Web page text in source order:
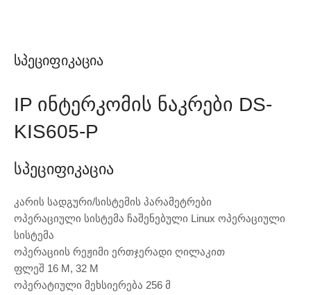
Სპეციფიკაცია
IP Ინტერკომის Ნაკრები DS-
KIS605-P
Სპეციფიკაცია
კარის სადგური/სისტემის პარამეტრები
ოპერაციული სისტემა ჩაშენებული Linux ოპერაციული
სისტემა
ოპერაციის რეჟიმი ერთჯერადი ღილაკით
ფლეშ 16 M, 32 M
ოპერატიული მეხსიერება 256 მ